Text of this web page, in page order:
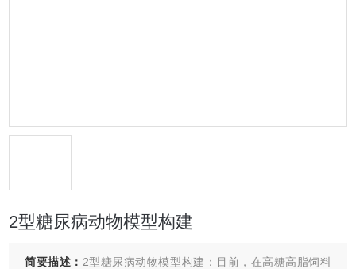
2型糖尿病动物模型构建
简要描述： 2型糖尿病动物模型构建：目前，在高糖高脂饲料